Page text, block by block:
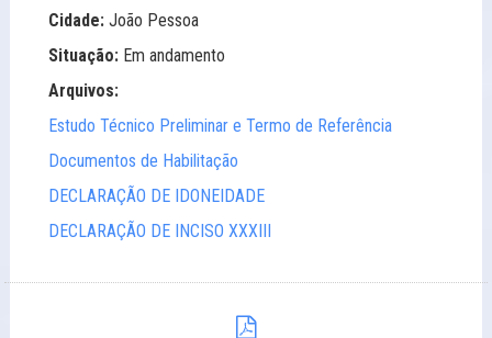
Cidade: João Pessoa
Situação: Em andamento
Arquivos:
Estudo Técnico Preliminar e Termo de Referência
Documentos de Habilitação
DECLARAÇÃO DE IDONEIDADE
DECLARAÇÃO DE INCISO XXXIII